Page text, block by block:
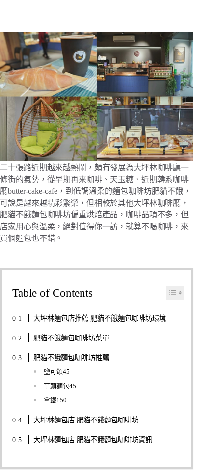
二十張路近期越來越熱鬧，頗有發展為大坪林咖啡廳一
條街的氣勢，從早期再來咖啡、天玉糖、近期韓系咖啡
廳butter-cake-cafe，到低調溫柔的麵包咖啡坊肥貓不餓，
可說是越來越精彩繁榮，但相較於其他大坪林咖啡廳，
肥貓不餓麵包咖啡坊偏重烘焙產品，咖啡品項不多，但
店家用心與溫柔，絕對值得你一訪，就算不喝咖啡，來
買個麵包也不錯。
Table of Contents
大坪林麵包店推薦 肥貓不餓麵包咖啡坊環境
肥貓不餓麵包咖啡坊菜單
肥貓不餓麵包咖啡坊推薦
鹽可頌45
芋頭麵包45
拿鐵150
大坪林麵包店 肥貓不餓麵包咖啡坊
大坪林麵包店 肥貓不餓麵包咖啡坊資訊